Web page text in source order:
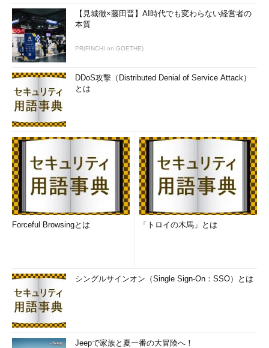
【見城徹×藤田晋】AI時代でも変わらない経営者の
本質
PR(FINCHI on GOETHE)
DDoS攻撃（Distributed Denial of Service Attack）
とは
Forceful Browsingとは 「トロイの木馬」とは
シングルサインオン（Single Sign-On：SSO）とは
Jeepで家族と夏一番の大冒険へ！